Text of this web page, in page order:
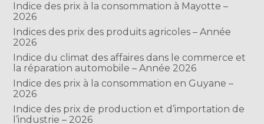
Indice des prix à la consommation à Mayotte –
2026
Indices des prix des produits agricoles – Année
2026
Indice du climat des affaires dans le commerce et
la réparation automobile – Année 2026
Indice des prix à la consommation en Guyane –
2026
Indice des prix de production et d’importation de
l’industrie – 2026